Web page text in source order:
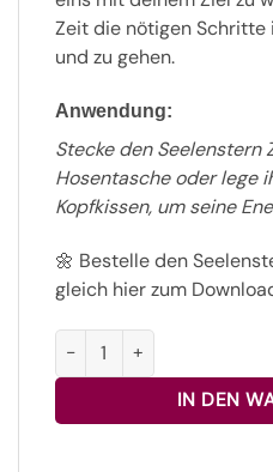
Zeit die nötigen Schritte
und zu gehen.
Anwendung:
Stecke den Seelenstern
Hosentasche oder lege
Kopfkissen, um seine
🌼 Bestelle den
gleich hier zum
Seelenstern Ziele
IN DEN